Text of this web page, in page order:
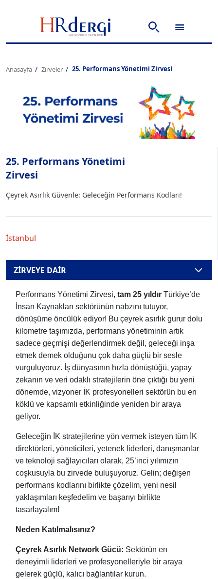
Anasayfa Zirveler 25. Performans Yönetimi Zirvesi
25. Performans Yönetimi
Zirvesi
Çeyrek Asırlık Güvenle: Geleceğin Performans Kodları!
İstanbul
ZİRVEYE DAİR
Performans Yönetimi Zirvesi, tam 25 yıldır Türkiye’de
İnsan Kaynakları sektörünün nabzını tutuyor,
dönüşüme öncülük ediyor! Bu çeyrek asırlık gurur dolu
kilometre taşımızda, performans yönetiminin artık
sadece geçmişi değerlendirmek değil, geleceği inşa
etmek demek olduğunu çok daha güçlü bir sesle
vurguluyoruz. İş dünyasının hızla dönüştüğü, yapay
zekanın ve veri odaklı stratejilerin öne çıktığı bu yeni
dönemde, vizyoner İK profesyonelleri sektörün bu en
köklü ve kapsamlı etkinliğinde yeniden bir araya
geliyor.
Geleceğin İK stratejilerine yön vermek isteyen tüm İK
direktörleri, yöneticileri, yetenek liderleri, danışmanlar
ve teknoloji sağlayıcıları olarak, 25’inci yılımızın
coşkusuyla bu zirvede buluşuyoruz. Gelin; değişen
performans kodlarını birlikte çözelim, yeni nesil
yaklaşımları keşfedelim ve başarıyı birlikte
tasarlayalım!
Neden Katılmalısınız?
Çeyrek Asırlık Network Gücü: Sektörün en
deneyimli liderleri ve profesyonelleriyle bir araya
gelerek güçlü, kalıcı bağlantılar kurun.